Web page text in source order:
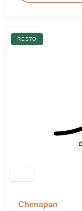
RESTO
Chenapan